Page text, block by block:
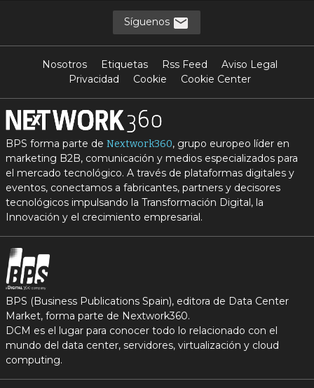
Síguenos
Nosotros Etiquetas Rss Feed
Aviso Legal
Privacidad
Cookie Cookie Center
BPS forma parte de Nextwork360, grupo europeo líder en
marketing B2B, comunicación y medios especializados para
el mercado tecnológico. A través de plataformas digitales y
eventos, conectamos a fabricantes, partners y decisores
tecnológicos impulsando la Transformación Digital, la
Innovación y el crecimiento empresarial.
BPS (Business Publications Spain), editora de Data Center
Market, forma parte de Nextwork360.
DCM es el lugar para conocer todo lo relacionado con el
mundo del data center, servidores, virtualización y cloud
computing.